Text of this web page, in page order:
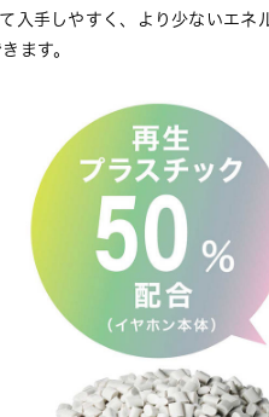
入手しやすく、より少ないエ
ます。